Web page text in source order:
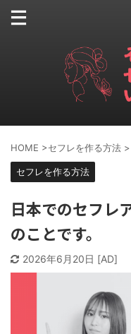
HOME >セフレを作る方法 >
セフレを作る方法
日本でのセフレ
のことです。
2026年6月20日